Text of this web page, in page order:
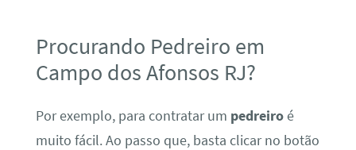
Procurando Pedreiro em
Campo dos Afonsos RJ?
Por exemplo, para contratar um pedreiroé
muito fácil. Ao passo que, basta clicar no botão